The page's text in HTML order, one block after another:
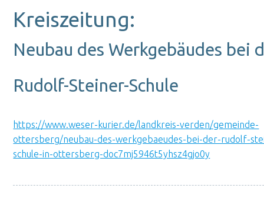
Kreiszeitung:
Neubau des Werkgebäudes bei
Rudolf-Steiner-Schule
https://www.weser-kurier.de/landkreis-verden/gemeinde-
ottersberg/neubau-des-werkgebaeudes-bei-der-rudolf-
schule-in-ottersberg-doc7mj5946t5yhsz4gjo0y